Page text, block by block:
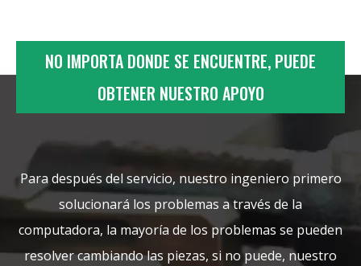
NO IMPORTA DONDE SE ENCUENTRE, PUEDE
OBTENER NUESTRO APOYO
Para después del servicio, nuestro ingeniero primero
solucionará los problemas a través de la
computadora, la mayoría de los problemas se pueden
resolver cambiando las piezas, si no puede, nuestro